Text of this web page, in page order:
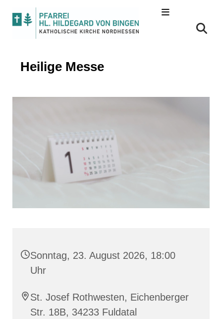
Heilige Messe
Sonntag, 23. August 2026, 18:00
Uhr
St. Josef Rothwesten, Eichenberger
Str. 18B, 34233 Fuldatal